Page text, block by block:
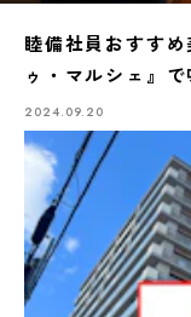
睦備社員おすす
ゥ・マルシェ』
2024.09.20